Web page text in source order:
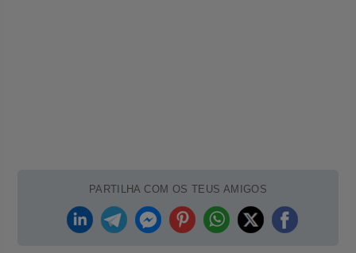
PARTILHA COM OS TEUS AMIGOS